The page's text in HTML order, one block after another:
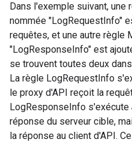
Dans l'exemple suivant,
nommée "LogRequestInfo"
requêtes, et une autre règle
"LogResponseInfo" est
se trouvent toutes deux
La règle LogRequestInfo
le proxy d'API reçoit la
LogResponseInfo s'exécute
réponse du serveur cible,
la réponse au client d'API.